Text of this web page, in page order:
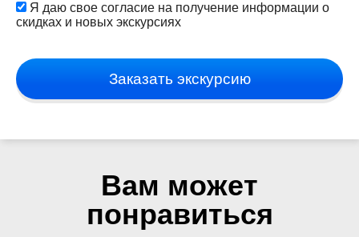
Я даю свое согласие на получение информации о
скидках и новых экскурсиях
Заказать экскурсию
Вам может
понравиться